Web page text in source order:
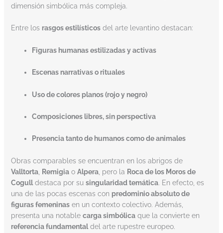
dimensión simbólica más compleja.
Entre los rasgos estilísticosdel arte levantino destacan:
Figuras humanas estilizadas y activas
Escenas narrativas o rituales
Uso de colores planos (rojo y negro)
Composiciones libres, sin perspectiva
Presencia tanto de humanos como de animales
Obras comparables se encuentran en los abrigos de
Valltorta, Remigiao Alpera, pero la Roca de los Moros de
Cogulldestaca por su singularidad temática. En efecto, es
una de las pocas escenas con predominio absoluto de
figuras femeninasen un contexto colectivo. Además,
presenta una notable carga simbólicaque la convierte en
referencia fundamentaldel arte rupestre europeo.